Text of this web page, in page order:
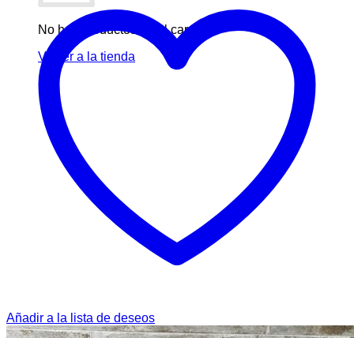
No hay productos en el carrito.
Volver a la tienda
Añadir a la lista de deseos